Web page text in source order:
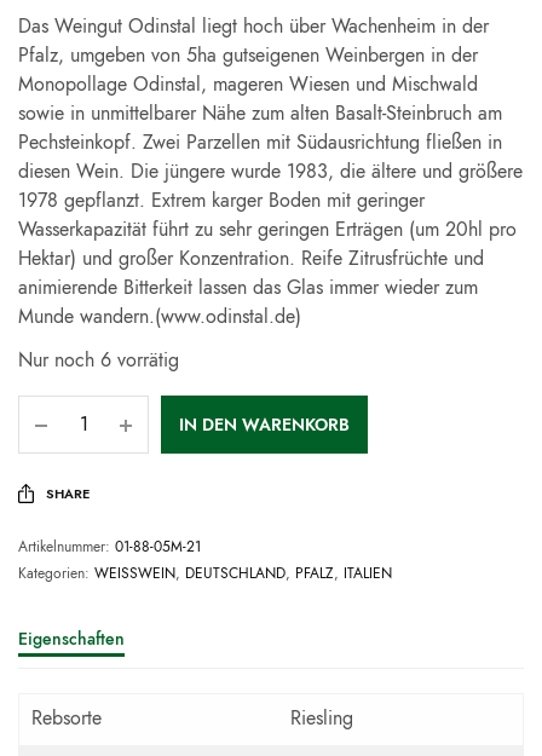
Das Weingut Odinstal liegt hoch über Wachenheim in der
Pfalz, umgeben von 5ha gutseigenen Weinbergen in der
Monopollage Odinstal, mageren Wiesen und Mischwald
sowie in unmittelbarer Nähe zum alten Basalt-Steinbruch am
Pechsteinkopf. Zwei Parzellen mit Südausrichtung fließen in
diesen Wein. Die jüngere wurde 1983, die ältere und größere
1978 gepflanzt. Extrem karger Boden mit geringer
Wasserkapazität führt zu sehr geringen Erträgen (um 20hl pro
Hektar) und großer Konzentration. Reife Zitrusfrüchte und
animierende Bitterkeit lassen das Glas immer wieder zum
Munde wandern.(www.odinstal.de)
Nur noch 6 vorrätig
IN DEN WARENKORB
SHARE
Artikelnummer: 01-88-05M-21
Kategorien: WEISSWEIN, DEUTSCHLAND, PFALZ, ITALIEN
Eigenschaften
Rebsorte
Riesling